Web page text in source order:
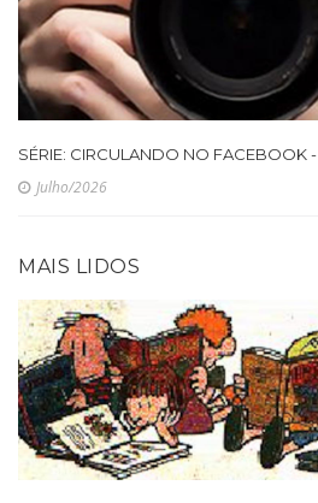
SÉRIE: CIRCULANDO NO FACEBOOK
Julho/2026
MAIS LIDOS